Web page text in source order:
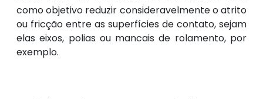
como objetivo reduzir consideravelmente o atrito
ou fricção entre as superfícies de contato, sejam
elas eixos, polias ou mancais de rolamento, por
exemplo.